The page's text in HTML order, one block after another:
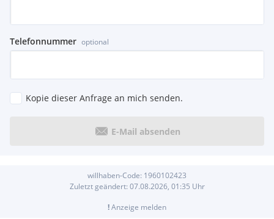
Telefonnummer optional
Kopie dieser Anfrage an mich senden.
E-Mail absenden
willhaben-Code: 1960102423
Zuletzt geändert: 07.08.2026, 01:35 Uhr
!Anzeige melden